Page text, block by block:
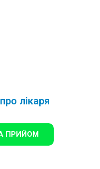
лікаря
ПРИЙОМ